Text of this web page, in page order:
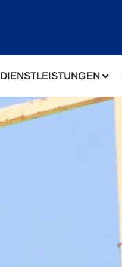
DIENSTLEISTUNGEN